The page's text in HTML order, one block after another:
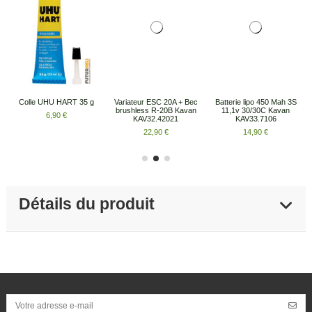
Colle UHU HART 35 g
6,90 €
Variateur ESC 20A + Bec
brushless R-20B Kavan
KAV32.42021
22,90 €
Batterie lipo 450 Mah 3S
11,1v 30/30C Kavan
KAV33.7106
14,90 €
Détails du produit